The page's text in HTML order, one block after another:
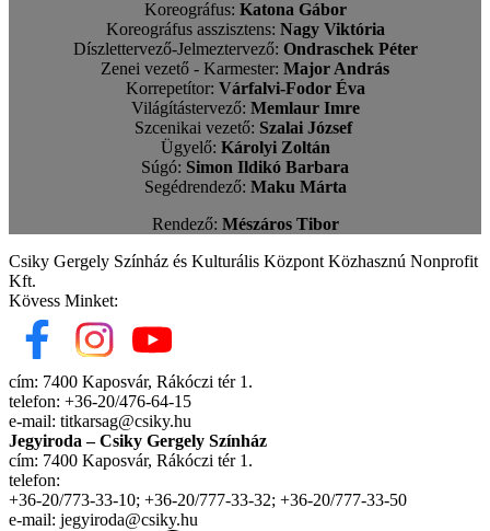
Koreográfus: Katona Gábor
Koreográfus asszisztens: Nagy Viktória
Díszlettervező-Jelmeztervező: Ondraschek Péter
Zenei vezető - Karmester: Major András
Korrepetítor: Várfalvi-Fodor Éva
Világítástervező: Memlaur Imre
Szcenikai vezető: Szalai József
Ügyelő: Károlyi Zoltán
Súgó: Simon Ildikó Barbara
Segédrendező: Maku Márta
Rendező: Mészáros Tibor
Csiky Gergely Színház és Kulturális Központ Közhasznú Nonprofit
Kft.
Kövess Minket:
cím: 7400 Kaposvár, Rákóczi tér 1.
telefon: +36-20/476-64-15
e-mail: titkarsag@csiky.hu
Jegyiroda – Csiky Gergely Színház
cím: 7400 Kaposvár, Rákóczi tér 1.
telefon:
+36-20/773-33-10; +36-20/777-33-32; +36-20/777-33-50
e-mail: jegyiroda@csiky.hu